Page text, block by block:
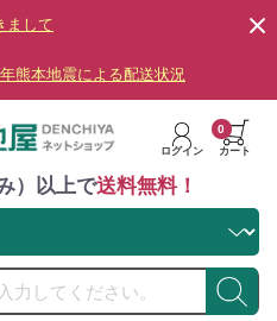
まして
年熊本地震による配送状況
ログイン カート
0
）以上で送料無料！